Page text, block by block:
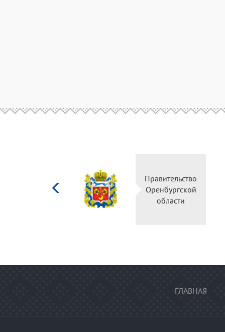
Министерство
культуры
Российской
федерации
ГЛАВНАЯ